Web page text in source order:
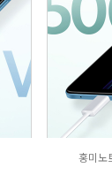
홍미노